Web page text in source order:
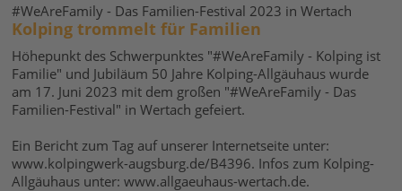
#WeAreFamily - Das Familien-Festival 2023 in Wertach
Kolping trommelt für Familien
Höhepunkt des Schwerpunktes "#WeAreFamily - Kolping ist
Familie" und Jubiläum 50 Jahre Kolping-Allgäuhaus wurde
am 17. Juni 2023 mit dem großen "#WeAreFamily - Das
Familien-Festival" in Wertach gefeiert.
Ein Bericht zum Tag auf unserer Internetseite unter:
www.kolpingwerk-augsburg.de/B4396. Infos zum Kolping-
Allgäuhaus unter: www.allgaeuhaus-wertach.de.